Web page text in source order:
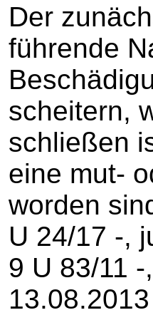
Der
führende
scheitern,
schließen
eine mut-
worden
U 24/17 -,
9 U 83/11